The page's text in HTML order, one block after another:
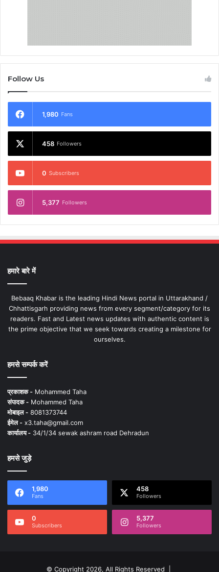
Follow Us
1,980 Fans
458 Followers
0 Subscribers
5,377 Followers
हमारे बारे में
Bebaaq Khabar is the leading Hindi News portal in Uttarakhand /
Chhattisgarh providing news from every segment/category for its
readers. Fast and Latest news updates with authentic content is
the prime objective that we seek towards creating a milestone for
ourselves.
हमसे सम्पर्क करें
प्रकाशक - Mohammed Taha
संपादक - Mohammed Taha
मोबाइल - 8081373744
ईमेल - x3.taha@gmail.com
कार्यालय - 34/1/34 sewak ashram road Dehradun
हमसे जुड़े
1,980
Fans
458
Followers
0
Subscribers
5,377
Followers
© Copyright 2026, All Rights Reserved |